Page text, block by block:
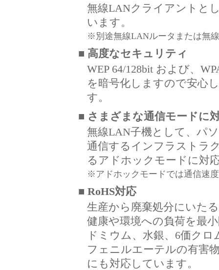
無線LANクライアントと
います。
※別途無線LANルータまたは無
■ 高度なセキュリティ
WEP 64/128bit および、
を暗号化しますので安心
す。
■ さまざまな通信モードに
無線LAN子機として、パ
通信するインフラストラ
るアドホックモードに対
※アドホックモードでは通信速
■ RoHS対応
生産から廃棄処分にいた
健康や環境への負荷を最
ドミウム、水銀、6価ク
フェニルエーテルの有害
にも対応しています。